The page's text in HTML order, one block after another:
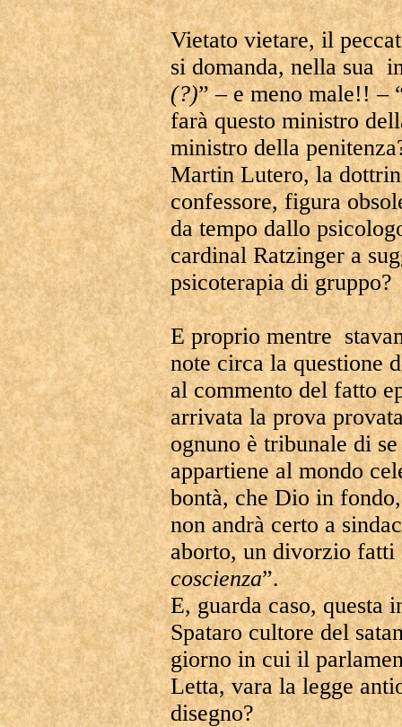
Vietato vietare, il
si domanda, nella sua
(?)” – e meno male!! –
farà questo ministro
ministro della
Martin Lutero, la
confessore, figura
da tempo dallo
cardinal Ratzinger a
psicoterapia di gruppo?
E proprio mentre
note circa la questione
al commento del fatto
arrivata la prova
ognuno è tribunale di
appartiene al mondo
bontà, che Dio in
non andrà certo a
aborto, un divorzio fatti
coscienza”.
E, guarda caso, questa
Spataro cultore del
giorno in cui il
Letta, vara la legge
disegno?